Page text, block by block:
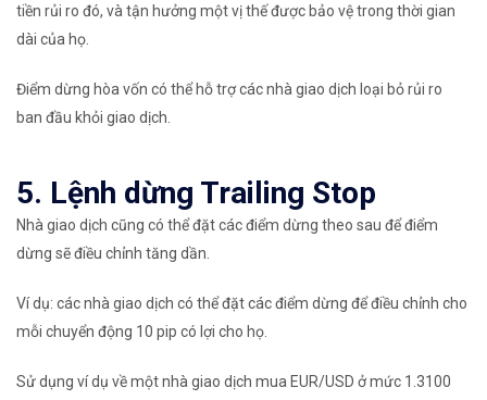
tiền rủi ro đó, và tận hưởng một vị thế được bảo vệ trong thời gian
dài của họ.
Điểm dừng hòa vốn có thể hỗ trợ các nhà giao dịch loại bỏ rủi ro
ban đầu khỏi giao dịch.
5. Lệnh dừng Trailing Stop
Nhà giao dịch cũng có thể đặt các điểm dừng theo sau để điểm
dừng sẽ điều chỉnh tăng dần.
Ví dụ: các nhà giao dịch có thể đặt các điểm dừng để điều chỉnh cho
mỗi chuyển động 10 pip có lợi cho họ.
Sử dụng ví dụ về một nhà giao dịch mua EUR/USD ở mức 1.3100